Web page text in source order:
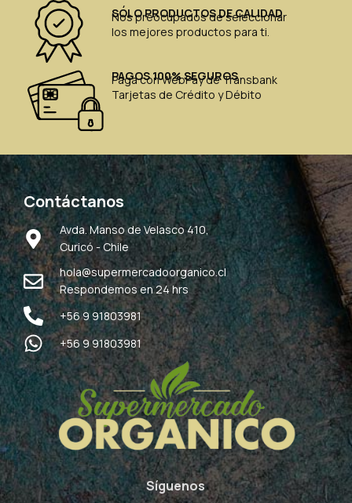
SÓLO PRODUCTOS DE CALIDAD
Nos preocupados de seleccionar
los mejores productos para ti.
PAGOS 100% SEGUROS
Paga con WebPay de Transbank
Tarjetas de Crédito y Débito
Contáctanos
Avda. Manso de Velasco 410,
Curicó - Chile
hola@supermercadoorganico.cl
Respondemos en 24 hrs
+56 9 91803981
+56 9 91803981
Síguenos